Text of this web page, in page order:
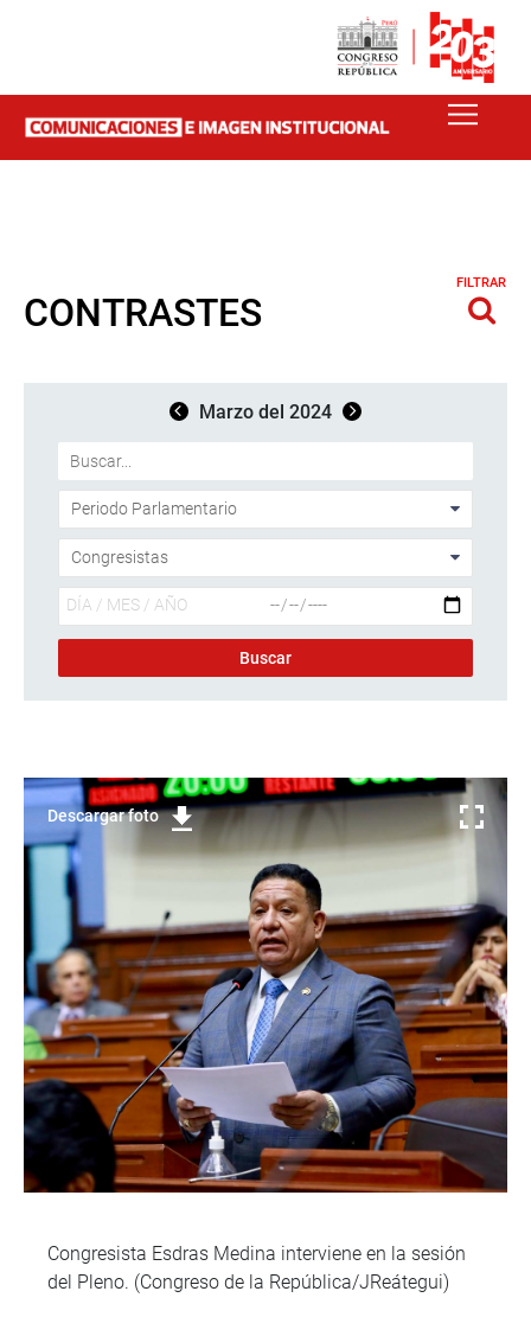
CONTRASTES
FILTRAR
Marzo del 2024
Descargar foto
Congresista Esdras Medina interviene en la sesión
del Pleno. (Congreso de la República/JReátegui)